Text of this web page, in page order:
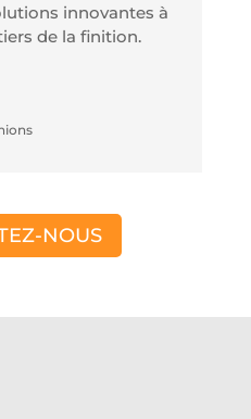
innovantes à
de la finition.
NOUS